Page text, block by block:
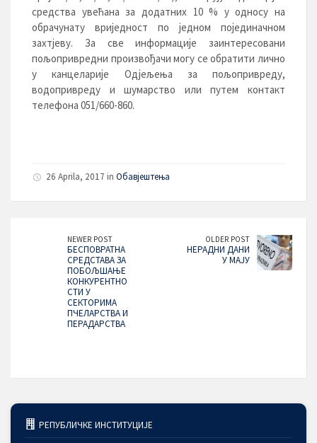
средства увећана за додатних 10 % у односу на
обрачунату вриједност по једном појединачном
захтјеву. За све информације заинтересовани
пољопривредни произвођачи могу се обратити лично
у канцеларије Одјељења за пољопривреду,
водопривреду и шумарство или путем контакт
телефона 051/660-860.
26 Aprila, 2017 in Обавјештења
NEWER POST
БЕСПОВРАТНA
СРЕДСТАВА ЗА
ПОБОЉШАЊЕ
КОНКУРЕНТНО
СТИ У
СЕКТОРИМА
ПЧЕЛАРСТВА И
ПЕРАДАРСТВA
OLDER POST
НЕРАДНИ ДАНИ
У МАЈУ
РЕПУБЛИЧКЕ ИНСТИТУЦИЈЕ